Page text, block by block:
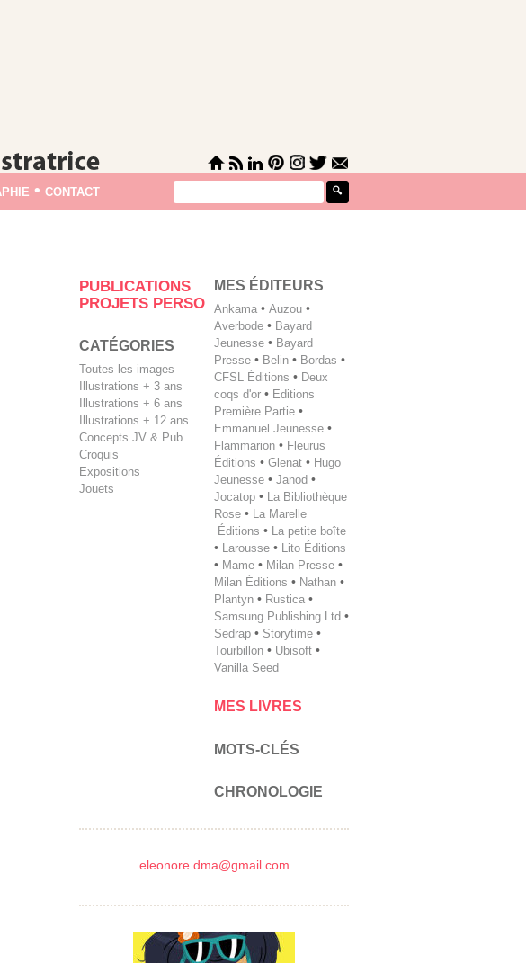
• contact
PUBLICATIONS
PROJETS PERSO
CATÉGORIES
Toutes les images
Illustrations + 3 ans
Illustrations + 6 ans
Illustrations + 12 ans
Concepts JV & Pub
Croquis
Expositions
Jouets
MES ÉDITEURS
Ankama • Auzou •
Averbode • Bayard
Jeunesse • Bayard
Presse • Belin • Bordas •
CFSL Éditions • Deux
coqs d'or • Editions
Première Partie •
Emmanuel Jeunesse •
Flammarion • Fleurus
Éditions • Glenat • Hugo
Jeunesse • Janod •
Jocatop • La Bibliothèque
Rose • La Marelle
Éditions • La petite boîte
• Larousse • Lito Éditions
• Mame • Milan Presse •
Milan ­Éditions • Nathan •
Plantyn • Rustica •
Samsung Publishing Ltd •
Sedrap • Storytime •
Tourbillon • Ubisoft •
Vanilla Seed
MES LIVRES
MOTS-CLÉS
CHRONOLOGIE
eleonore.dma@gmail.com